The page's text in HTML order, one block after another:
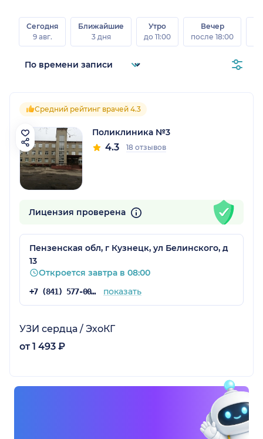
Сегодня
9 авг.
Ближайшие
3 дня
Утро
до 11:00
Вечер
после 18:00
Средний рейтинг врачей 4.3
Поликлиника №3
4.3 18 отзывов
Лицензия проверена
Пензенская обл, г Кузнецк, ул Белинского, д
13
Откроется завтра в 08:00
+7 (841) 577-00-54 показать
УЗИ сердца / ЭхоКГ
от 1 493 ₽